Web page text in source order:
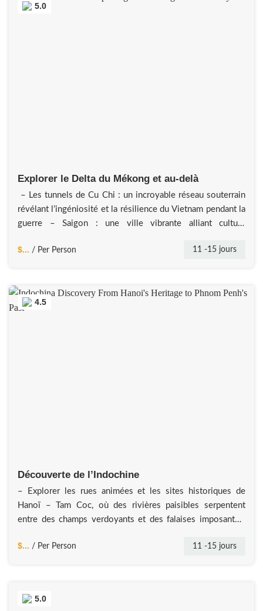
5.0
Explorer le Delta du Mékong et au-delà
– Les tunnels de Cu Chi : un incroyable réseau souterrain
révélant l’ingéniosité et la résilience du Vietnam pendant la
guerre – Saigon : une ville vibrante alliant culture
diversifiées pour chaque voyageur – Ben Tre : un havre de
$... / Per Person 11 -15 jours
4.5
Découverte de l’Indochine
– Explorer les rues animées et les sites historiques de
Hanoï – Tam Coc, où des rivières paisibles serpentent
entre des champs verdoyants et des falaises imposantes,
la baie d’Halong, classée au patrimoine mondial de
$... / Per Person 11 -15 jours
5.0